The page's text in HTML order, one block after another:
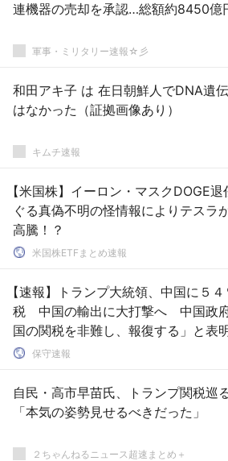
連機器の売却を承認…総額約8450億
軍事・ミリタリー速報☆彡
和田アキ子 は 在日朝鮮人でDNA遺
はなかった（証拠画像あり）
キムチ速報
【米国株】イーロン・マスクDOGE退
ぐる真偽不明の怪情報によりテスラ
高騰！？
米国株ETFまとめ速報
【速報】トランプ大統領、中国に５４
税 中国の輸出に大打撃へ 中国政
国の関税を非難し、報復する」と表
保守速報
自民・高市早苗氏、トランプ関税巡
「本気の姿勢見せるべきだった」
２ちゃんねるニュース超速まとめ＋